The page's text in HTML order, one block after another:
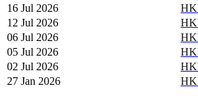
16 Jul 2026
12 Jul 2026
06 Jul 2026
05 Jul 2026
02 Jul 2026
27 Jan 2026